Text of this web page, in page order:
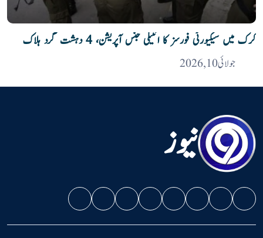
کرک میں سیکیورٹی فورسز کا انٹیلی جنس آپریشن، 4 دہشت گرد ہلاک
جولائی 10, 2026
نیوز